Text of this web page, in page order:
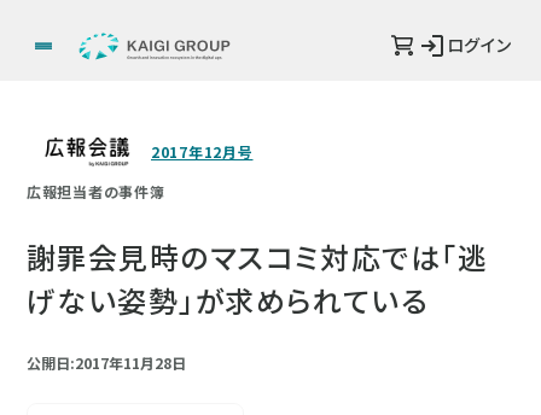
ログイン
2017年12月号
広報担当者の事件簿
謝罪会見時のマスコミ対応では「逃
げない姿勢」が求められている
公開日:2017年11月28日